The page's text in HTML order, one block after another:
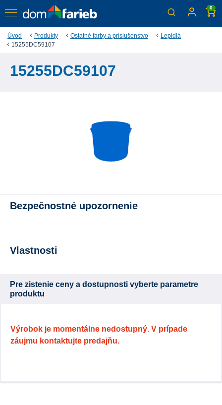
0
Úvod Produkty Ostatné farby a príslušenstvo
Lepidlá
15255DC59107
15255DC59107
Bezpečnostné upozornenie
Vlastnosti
Pre zistenie ceny a dostupnosti vyberte parametre
produktu
Výrobok je momentálne nedostupný. V prípade
záujmu kontaktujte predajňu.